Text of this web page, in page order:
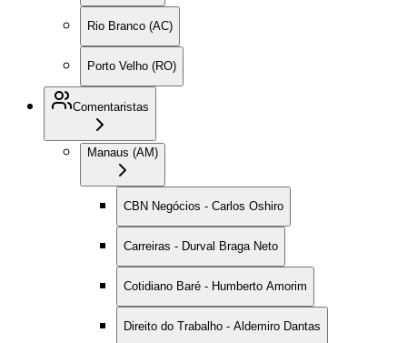
Rio Branco (AC)
Porto Velho (RO)
Comentaristas
Manaus (AM)
CBN Negócios - Carlos Oshiro
Carreiras - Durval Braga Neto
Cotidiano Baré - Humberto Amorim
Direito do Trabalho - Aldemiro Dantas